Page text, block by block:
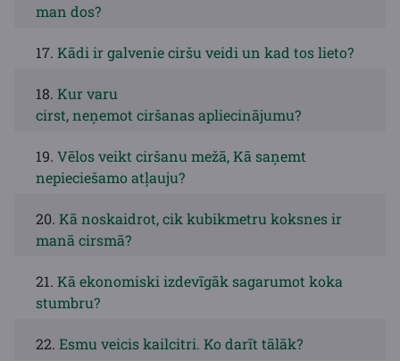
man dos?
17. Kādi ir galvenie ciršu veidi un kad tos lieto?
18. Kur varu
cirst, neņemot ciršanas apliecinājumu?
19. Vēlos veikt ciršanu mežā, Kā saņemt
nepieciešamo atļauju?
20. Kā noskaidrot, cik kubikmetru koksnes ir
manā cirsmā?
21. Kā ekonomiski izdevīgāk sagarumot koka
stumbru?
22. Esmu veicis kailcitri. Ko darīt tālāk?